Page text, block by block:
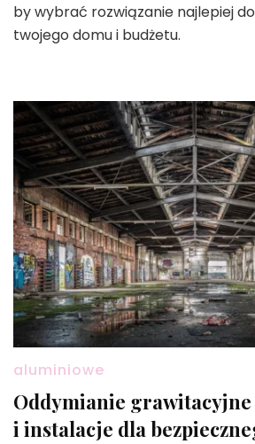
by wybrać rozwiązanie najlepiej
twojego domu i budżetu.
aluminiowe
Oddymianie
i instalacje dla